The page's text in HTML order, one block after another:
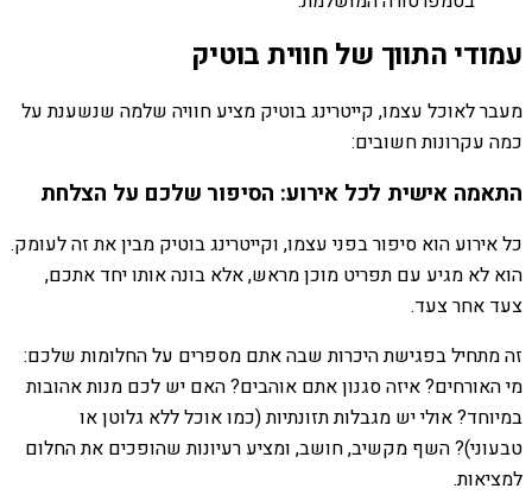
עמודי התווך של חווית בוטיק
מעבר לאוכל עצמו, קייטרינג בוטיק מציע חוויה שלמה שנשענת על
כמה עקרונות חשובים:
התאמה אישית לכל אירוע: הסיפור שלכם על הצלחת
כל אירוע הוא סיפור בפני עצמו, וקייטרינג בוטיק מבין את זה לעומק.
הוא לא מגיע עם תפריט מוכן מראש, אלא בונה אותו יחד אתכם,
צעד אחר צעד.
זה מתחיל בפגישת היכרות שבה אתם מספרים על החלומות שלכם:
מי האורחים? איזה סגנון אתם אוהבים? האם יש לכם מנות אהובות
במיוחד? אולי יש מגבלות תזונתיות (כמו אוכל ללא גלוטן או
טבעוני)? השף מקשיב, חושב, ומציע רעיונות שהופכים את החלום
למציאות.